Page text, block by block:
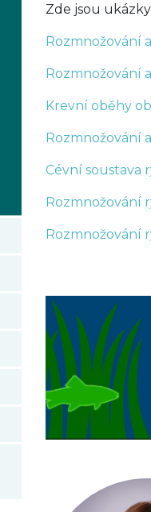
Zde jsou
Rozmnožování
Rozmnožování
Krevní oběhy
Rozmnožování
Cévní soustava
Rozmnožování
Rozmnožování